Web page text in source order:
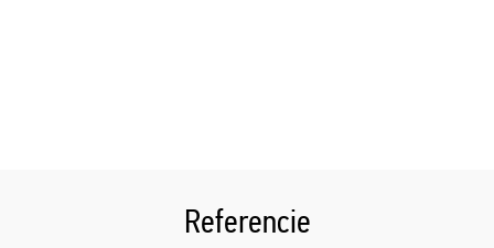
Referencie